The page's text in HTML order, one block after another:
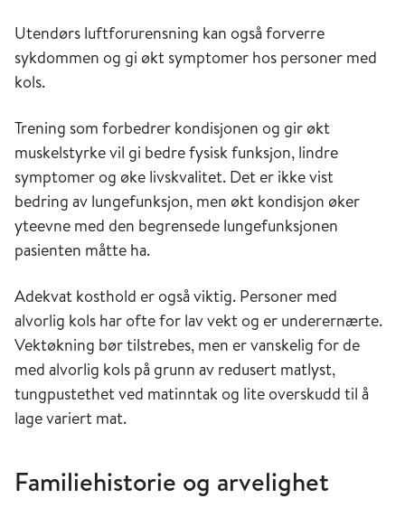
Utendørs luftforurensning kan også forverre
sykdommen og gi økt symptomer hos personer med
kols.
Trening som forbedrer kondisjonen og gir økt
muskelstyrke vil gi bedre fysisk funksjon, lindre
symptomer og øke livskvalitet. Det er ikke vist
bedring av lungefunksjon, men økt kondisjon øker
yteevne med den begrensede lungefunksjonen
pasienten måtte ha.
Adekvat kosthold er også viktig. Personer med
alvorlig kols har ofte for lav vekt og er underernærte.
Vektøkning bør tilstrebes, men er vanskelig for de
med alvorlig kols på grunn av redusert matlyst,
tungpustethet ved matinntak og lite overskudd til å
lage variert mat.
Familiehistorie og arvelighet